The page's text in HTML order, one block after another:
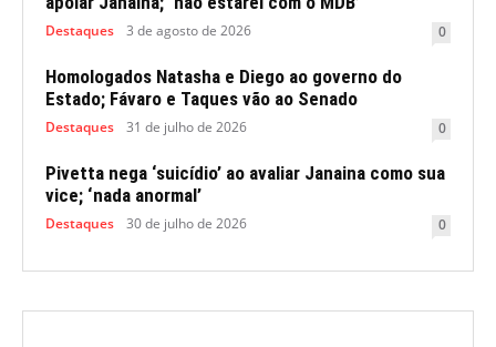
Destaques 3 de agosto de 2026 0
Homologados Natasha e Diego ao governo do
Estado; Fávaro e Taques vão ao Senado
Destaques 31 de julho de 2026 0
Pivetta nega ‘suicídio’ ao avaliar Janaina como sua
vice; ‘nada anormal’
Destaques 30 de julho de 2026 0